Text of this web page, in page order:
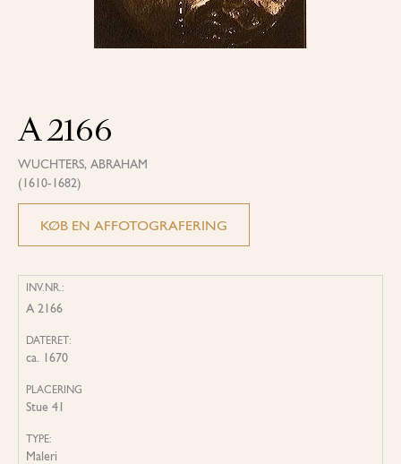
A 2166
WUCHTERS, ABRAHAM
(1610-1682)
KØB EN AFFOTOGRAFERING
INV.NR.:
A 2166
DATERET:
ca. 1670
PLACERING
Stue 41
TYPE:
Maleri